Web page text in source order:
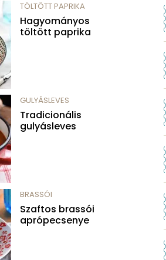
TÖLTÖTT PAPRIKA
Hagyományos
töltött paprika
GULYÁSLEVES
Tradicionális
gulyásleves
BRASSÓI
Szaftos brassói
aprópecsenye